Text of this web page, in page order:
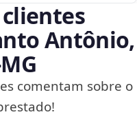
clientes
Antônio,
comentam sobre o